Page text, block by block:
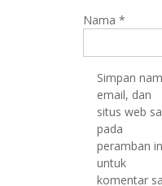
Nama *
Simpan
email, dan
situs web
pada
peramban
untuk
komentar